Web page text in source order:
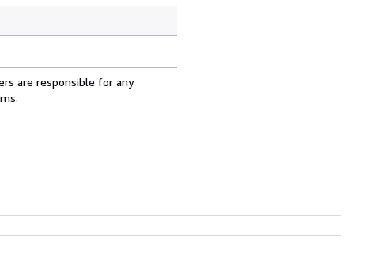
are responsible for any